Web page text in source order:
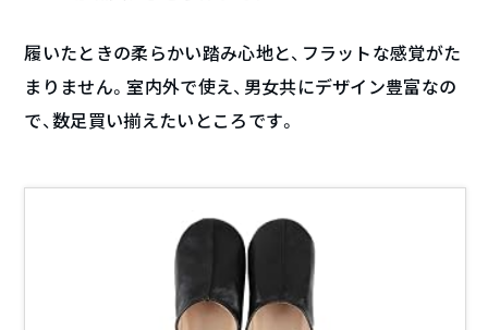
履いたときの柔らかい踏み心地と、フラットな感覚がた
まりません。室内外で使え、男女共にデザイン豊富なの
で、数足買い揃えたいところです。